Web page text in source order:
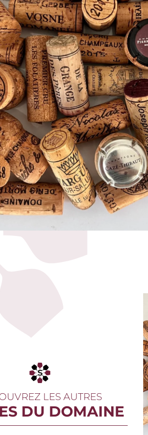
LES AUTRES
DU DOMAINE